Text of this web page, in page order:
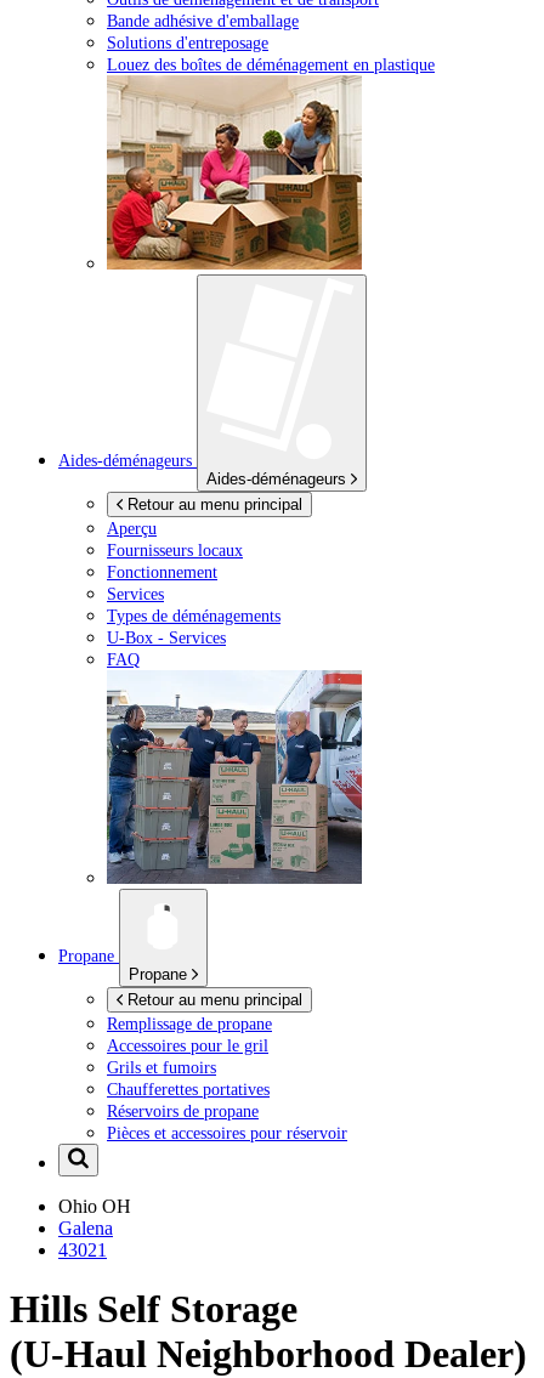
Bande adhésive d'emballage
Solutions d'entreposage
Louez des boîtes de déménagement en plastique
Aides-déménageurs
Aides-déménageurs
Retour au menu principal
Aperçu
Fournisseurs locaux
Fonctionnement
Services
Types de déménagements
U-Box - Services
FAQ
Propane
Propane
Retour au menu principal
Remplissage de propane
Accessoires pour le gril
Grils et fumoirs
Chaufferettes portatives
Réservoirs de propane
Pièces et accessoires pour réservoir
Ohio OH
Galena
43021
Hills Self Storage
(U-Haul Neighborhood Dealer)